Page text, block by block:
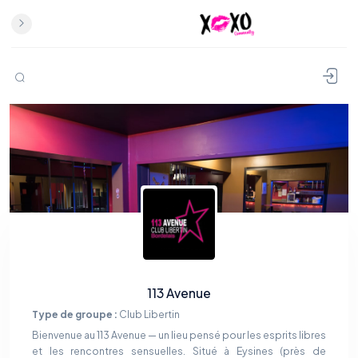
113 Avenue
Type de groupe : Club Libertin
Bienvenue au 113 Avenue — un lieu pensé pour les esprits libres
et les rencontres sensuelles. Situé à Eysines (près de